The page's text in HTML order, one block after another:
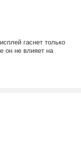
гаснет только
он не влияет на